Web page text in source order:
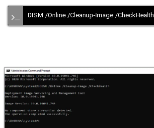
DISM /Online /Cleanup-Image /CheckHealth